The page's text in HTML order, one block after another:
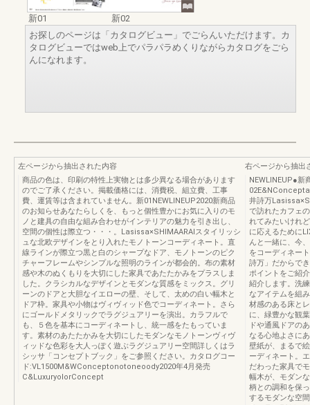
新01
新02
お探しのページは「カタログビュー」でごらんいただけます。カ
タログビューではweb上でパラパラめくりながらカタログをごら
んになれます。
左ページから抽出された内容
商品の色は、印刷の特性上実物とは多少異なる場合があります
のでご了承ください。掲載価格には、消費税、組立費、工事
費、運賃等は含まれていません。新01NEWLINEUP2020新商品
のお知らせあなたらしくを、もっと個性豊かにお気に入りのモ
ノと建具の自由な組み合わせがインテリアの魅力を引き出し、
空間の個性は際立つ・・・。Lasissa×SHIMAARAIスタイリッシ
ュな北欧デザインをとり入れたモノトーンコーディネート。直
線ラインが際立つ黒と白のシャープなドア、モノトーンのピク
チャーフレームやシンプルな照明のラインが都会的。布の素材
感や木のぬくもりを大切にした家具であたたかみをプラスしま
した。クラシカルなデザインとモダンな質感をミックス。グリ
ーンのドアと大胆なイエローの壁、そして、太めの白い幅木と
ドア枠。家具や小物はヴィヴィッド色でコーディネート。さら
にゴールドメタリックでラグジュアリーを演出。カラフルで
も、５色を基本にコーディネートし、統一感をたもっていま
す。素材のあたたかみを大切にしたモダンなモノトーンヴィヴ
ィッドな色彩を大人っぽく遊ぶラグジュアリー空間詳しくはラ
シッサ「コンセプトブック」をご参照ください。カタログコー
ド:VL1500M&WConceptonotoneoody2020年4月発売
C&LuxuryolorConcept
右ページから抽出
NEWLINEUP●新
井詩万
で訪れたカフェ
れてみたいけれ
に応えるために
んと一緒に、今
をコーディネー
詩万」だからで
ポイントをご紹
紹介します。洗
なアイテムを組
材感のある床と
に、緑豊かな観
ドや通風ドアの
なる心地よさに
壁紙が、まるで
ーディネート。
だわった家具で
幅木が、モダン
柄との調和を保
するモダンな空